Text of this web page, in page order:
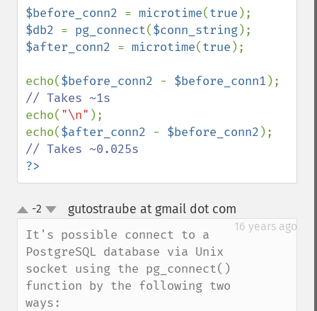
$before_conn2 = microtime(true
$db2 = pg_connect($conn_string
$after_conn2 = microtime(true );
echo($before_conn2 - $before_conn1
echo( "\n" );
echo($after_conn2 - $before_conn2
?>
up
down
-2 gutostraube at gmail dot com
16 years ago
It's possible connect to a
PostgreSQL database via Unix
socket using the pg_connect()
function by the following two
ways: